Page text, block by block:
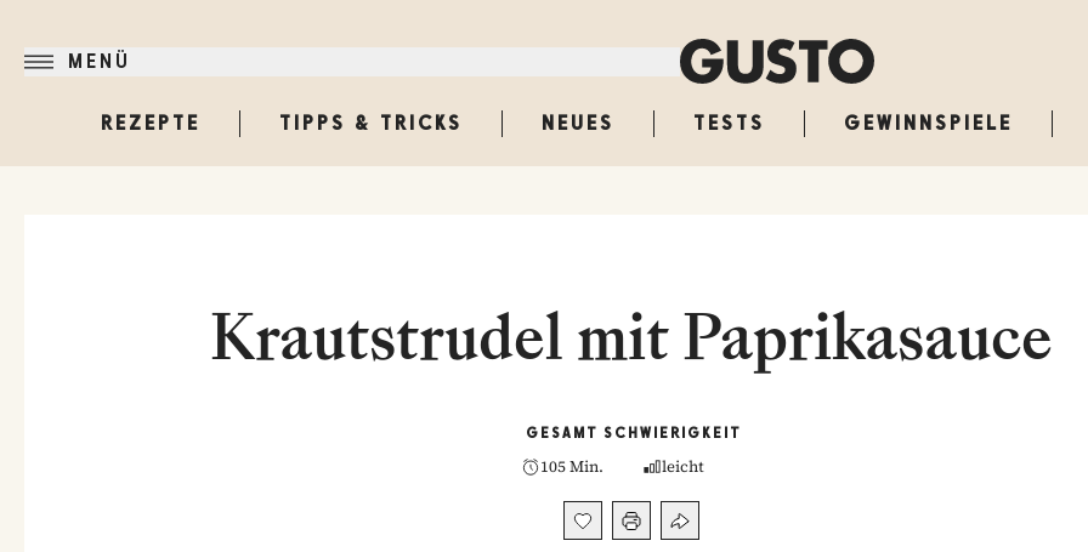
MENÜ
REZEPTE TIPPS & TRICKS NEUES TESTS GEWINNSPIELE
Krautstrudel mit Paprikasauce
GESAMT
105 Min.
SCHWIERIGKEIT
leicht